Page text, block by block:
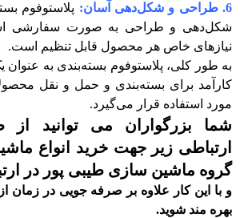
6. طراحی و شکل‌دهی آسان:
پلاستوفوم
شکل‌دهی و طراحی به صورت سفارشی
نیازهای خاص هر محصول قابل تنظیم است.
به طور کلی، پلاستوفوم بسته‌بندی به عنوان
کارآمد برای بسته‌بندی و حمل و نقل
مورد استفاده قرار می‌گیرد.
شما بزرگواران می توانید
ارتباطی زیر جهت خرید انواع
گروه ماشین سازی طیبی پور در
و با این کار علاوه بر صرفه جویی در زمان
بهره مند شوید.